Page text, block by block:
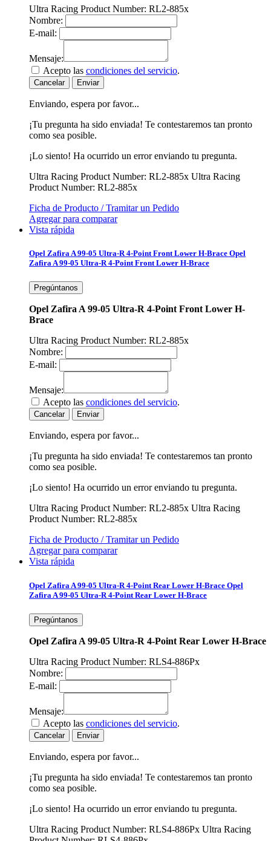
Ultra Racing Product Number: RL2-885x
Nombre:
E-mail:
Mensaje:
Acepto las condiciones del servicio.
Cancelar Enviar
Enviando, espera por favor...
¡Tu pregunta ha sido enviada! Te contestaremos tan pronto
como sea posible.
¡Lo siento! Ha ocurrido un error enviando tu pregunta.
Ultra Racing Product Number: RL2-885x Ultra Racing
Product Number: RL2-885x
Ficha de Producto / Tramitar un Pedido
Agregar para comparar
Vista rápida
Opel Zafira A 99-05 Ultra-R 4-Point Front Lower H-Brace Opel
Zafira A 99-05 Ultra-R 4-Point Front Lower H-Brace
Pregúntanos
Opel Zafira A 99-05 Ultra-R 4-Point Front Lower H-
Brace
Ultra Racing Product Number: RL2-885x
Nombre:
E-mail:
Mensaje:
Acepto las condiciones del servicio.
Cancelar Enviar
Enviando, espera por favor...
¡Tu pregunta ha sido enviada! Te contestaremos tan pronto
como sea posible.
¡Lo siento! Ha ocurrido un error enviando tu pregunta.
Ultra Racing Product Number: RL2-885x Ultra Racing
Product Number: RL2-885x
Ficha de Producto / Tramitar un Pedido
Agregar para comparar
Vista rápida
Opel Zafira A 99-05 Ultra-R 4-Point Rear Lower H-Brace Opel
Zafira A 99-05 Ultra-R 4-Point Rear Lower H-Brace
Pregúntanos
Opel Zafira A 99-05 Ultra-R 4-Point Rear Lower H-Brace
Ultra Racing Product Number: RLS4-886Px
Nombre:
E-mail:
Mensaje:
Acepto las condiciones del servicio.
Cancelar Enviar
Enviando, espera por favor...
¡Tu pregunta ha sido enviada! Te contestaremos tan pronto
como sea posible.
¡Lo siento! Ha ocurrido un error enviando tu pregunta.
Ultra Racing Product Number: RLS4-886Px Ultra Racing